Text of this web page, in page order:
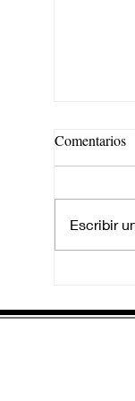
EN EL
Comentarios
Escribir